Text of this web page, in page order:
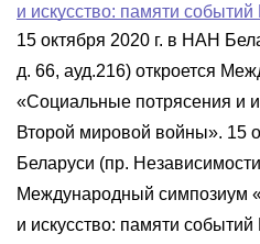
и искусство: памяти
15 октября 2020 г. в НАН
д. 66, ауд.216) откроется
«Социальные потрясения и
Второй мировой войны». 15
Беларуси (пр.
Международный симпозиум
и искусство: памяти